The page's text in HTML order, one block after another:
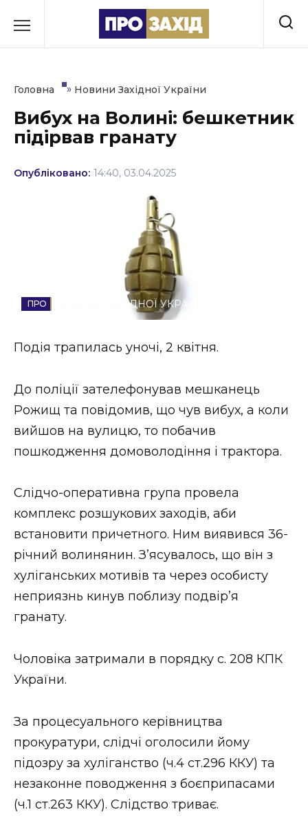
до
Культура
Освіта
Втрачений Ужгород
Втрачений Ужгород (відеоверсія)
ЗАКАРПАТСЬКІ НОВИНИ
НОВИНИ ЗАХІДНОЇ УКРАЇНИ
ФОТО
ВІДЕО
Головна » Новини Західної України
Вибух на Волині: бешкетник
підірвав гранату
Опубліковано: 14:40, 03.04.2025
НОВИНИ ЗАХІДНОЇ УКРАЇНИ
Подія трапилась уночі, 2 квітня.
До поліції зателефонував мешканець
Рожищ та повідомив, що чув вибух, а коли
вийшов на вулицю, то побачив
пошкодження домоволодіння і трактора.
Слідчо-оперативна група провела
комплекс розшукових заходів, аби
встановити причетного. Ним виявився 36-
річний волинянин. З’ясувалось, що він з
хуліганських мотивів та через особисту
неприязнь кинув поблизу подвір’я
гранату.
Чоловіка затримали в порядку с. 208 КПК
України.
За процесуального керівництва
прокуратури, слідчі оголосили йому
підозру за хуліганство (ч.4 ст.296 ККУ) та
незаконне поводження з боєприпасами
(ч.1 ст.263 ККУ). Слідство триває.